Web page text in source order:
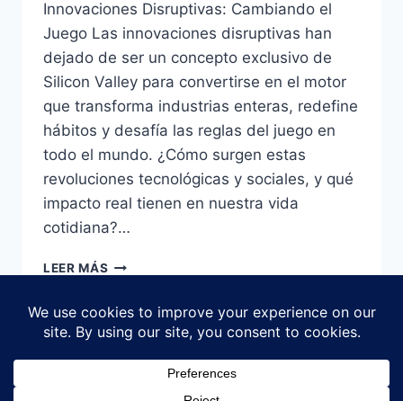
Innovaciones Disruptivas: Cambiando el
Juego Las innovaciones disruptivas han
dejado de ser un concepto exclusivo de
Silicon Valley para convertirse en el motor
que transforma industrias enteras, redefine
hábitos y desafía las reglas del juego en
todo el mundo. ¿Cómo surgen estas
revoluciones tecnológicas y sociales, y qué
impacto real tienen en nuestra vida
cotidiana?…
LEER MÁS INNOVACIONES
IMPACTO
Y
CLAVES
APROVECHAR